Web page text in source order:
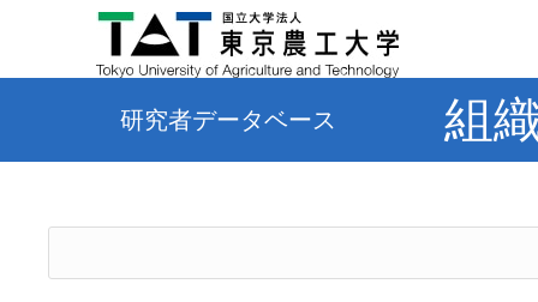
研究者データベース 組